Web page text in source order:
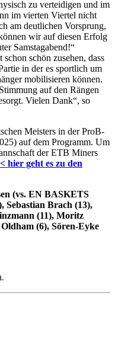
zu verteidigen und im
im vierten Viertel nicht
am deutlichen Vorsprung,
wir auf diesen Erfolg
Samstagabend!“
schön zusehen, dass
in der es sportlich um
mobilisieren können.
auf den Rängen
Vielen Dank“, so
Meisters in der ProB-
auf dem Programm. Um
der ETB Miners
hier geht es zu den
(vs. EN BASKETS
Sebastian Brach (13),
(11), Moritz
(6), Sören-Eyke